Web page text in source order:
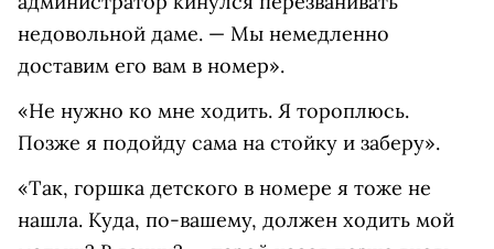
недовольной даме. — Мы немедленно
доставим его вам в номер».
«Не нужно ко мне ходить. Я тороплюсь.
Позже я подойду сама на стойку и заберу».
«Так, горшка детского в номере я тоже не
нашла. Куда, по‑вашему, должен ходить мой